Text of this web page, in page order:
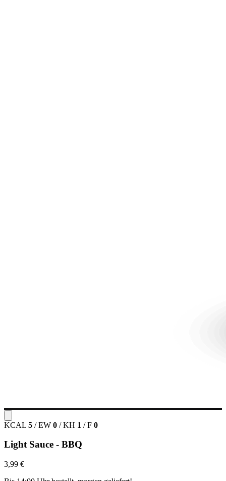
KCAL 5 / EW 0 / KH 1 / F 0
Light Sauce - BBQ
3,99 €